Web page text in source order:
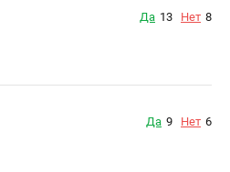
Да 13 Нет 8
Да 9 Нет 6